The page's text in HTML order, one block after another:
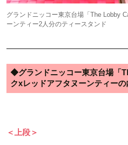
グランドニッコー東京台場「The Lobby
ーンティー2人分のティースタンド
◆グランドニッコー東京台場「
クxレッドアフタヌーンティーの
＜上段＞